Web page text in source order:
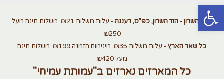
אזור השרון - הוד השרון, כפ”ס, רעננה -
עלות משלוח ₪21, משלוח חינם מעל
₪250
כל שאר הארץ -
עלות משלוח ₪35, מינימום הזמנה ₪199, משלוח חינם
מעל ₪420
כל המארזים נארזים ב"עמותת עמיחי"
פתח סרגל נגישות